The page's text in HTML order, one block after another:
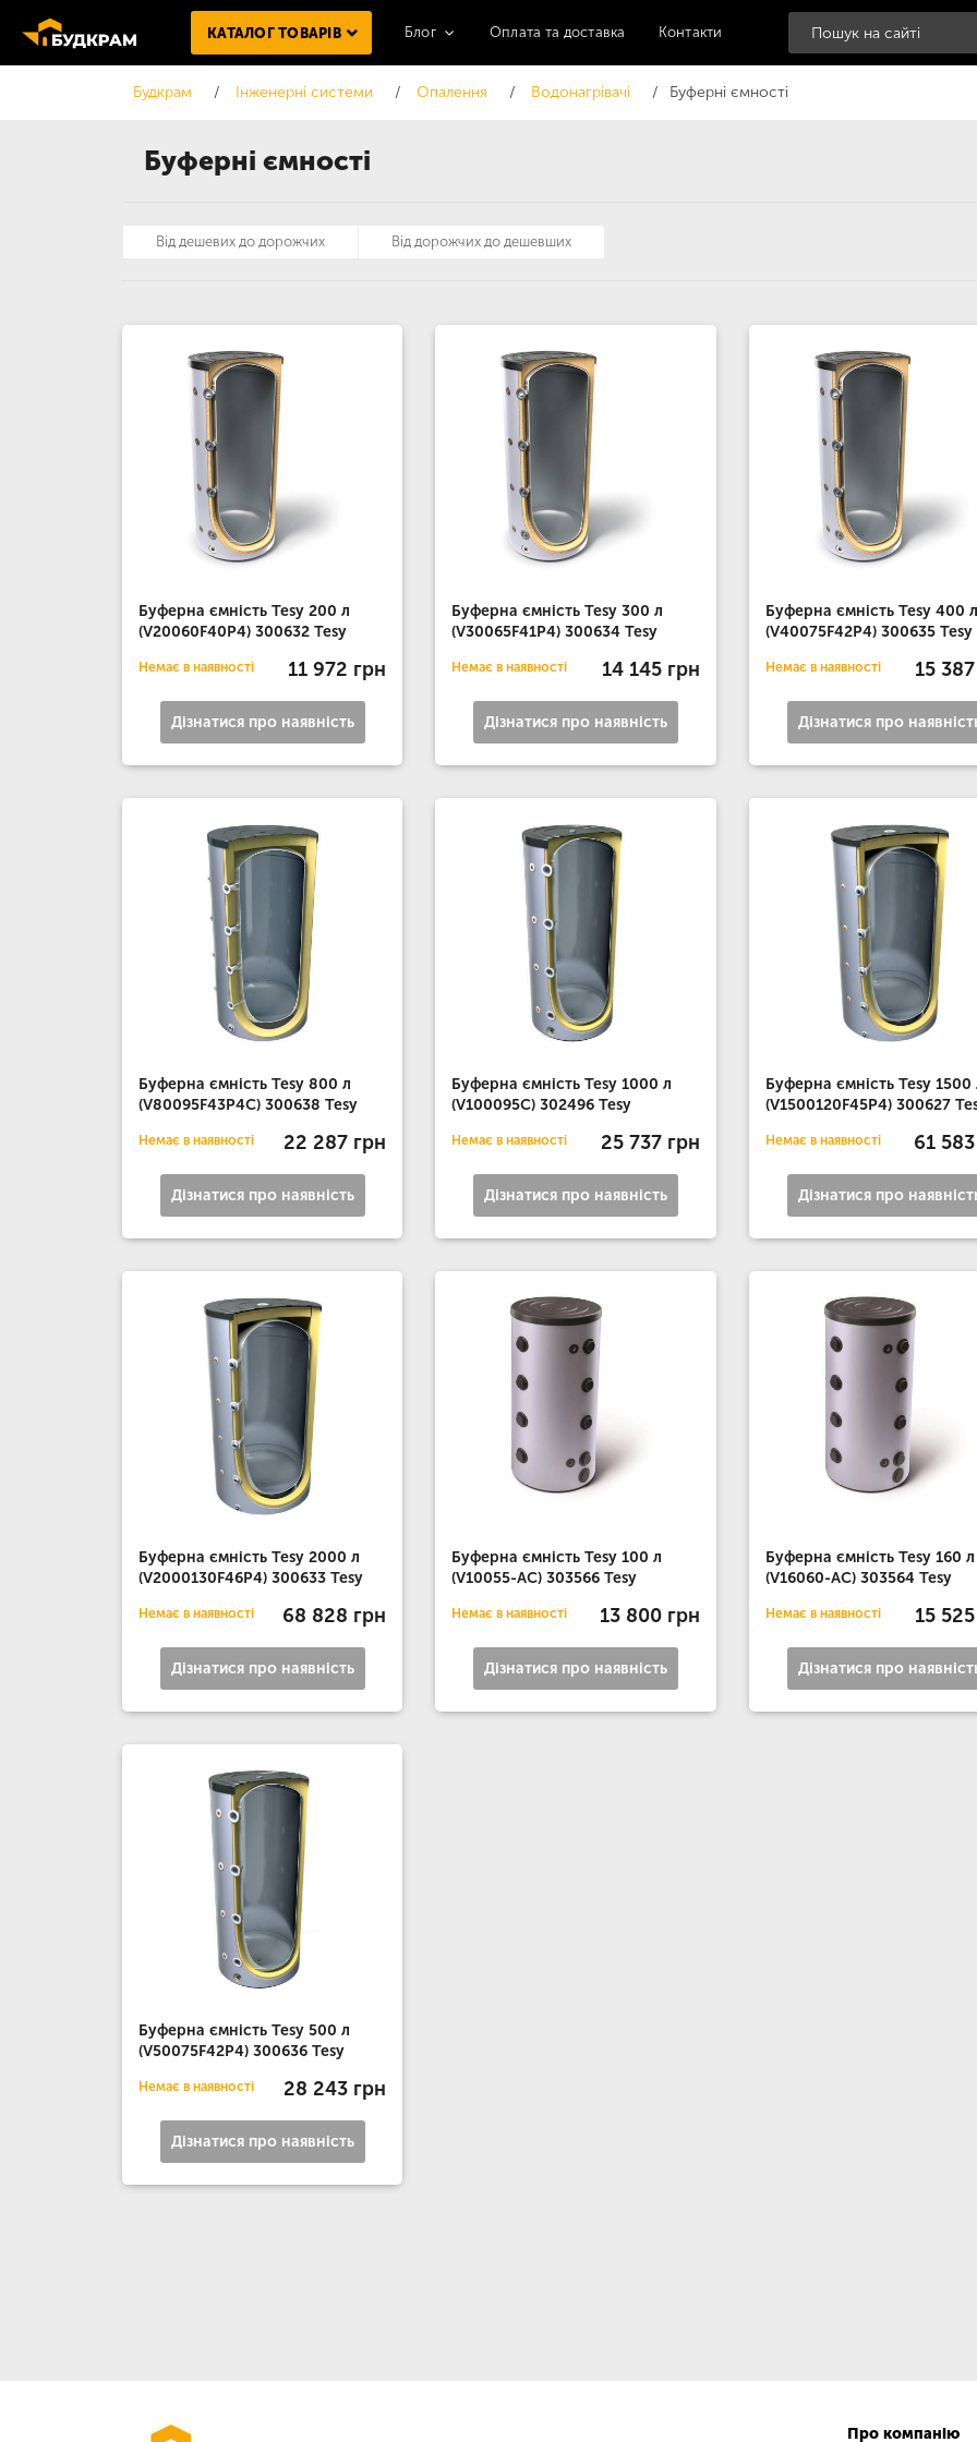
Буферні ємності
КАТАЛОГ ТОВАРІВ Блог Оплата та доставка Контакти
Будкрам Інженерні системи Опалення Водонагрівачі Буферні ємності
Буферна ємність Tesy 200 л
(V20060F40P4) 300632 Tesy
Немає в наявності 11 972 грн
Дізнатися про наявність
Буферна ємність Tesy 300 л
(V30065F41P4) 300634 Tesy
Немає в наявності 14 145 грн
Дізнатися про наявність
Буферна ємність Tesy 400 л
(V40075F42P4) 300635 Tesy
Немає в наявності 15
Дізнатися про
Буферна ємність Tesy 800 л
(V80095F43P4C) 300638 Tesy
Немає в наявності 22 287 грн
Дізнатися про наявність
Буферна ємність Tesy 1000 л
(V100095C) 302496 Tesy
Немає в наявності 25 737 грн
Дізнатися про наявність
Буферна ємність Tesy 1500
(V1500120F45P4) 300627
Немає в наявності 61
Дізнатися про
Буферна ємність Tesy 2000 л
(V2000130F46P4) 300633 Tesy
Немає в наявності 68 828 грн
Дізнатися про наявність
Буферна ємність Tesy 100 л
(V10055-AC) 303566 Tesy
Немає в наявності 13 800 грн
Дізнатися про наявність
Буферна ємність Tesy 160 л
(V16060-AC) 303564 Tesy
Немає в наявності 15
Дізнатися про
Буферна ємність Tesy 500 л
(V50075F42P4) 300636 Tesy
Немає в наявності 28 243 грн
Дізнатися про наявність
Від дешевих до дорожчих Від дорожчих до дешевших
Про компанію